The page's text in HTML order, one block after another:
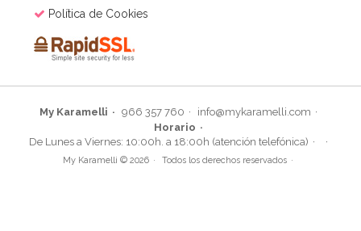
Molde Dora la Exploradora
Política de Cookies
My Karamelli 966 357 760
info@mykaramelli.com
Horario
De Lunes a Viernes: 10:00h. a 18:00h (atención telefónica)
My Karamelli © 2026 Todos los derechos reservados